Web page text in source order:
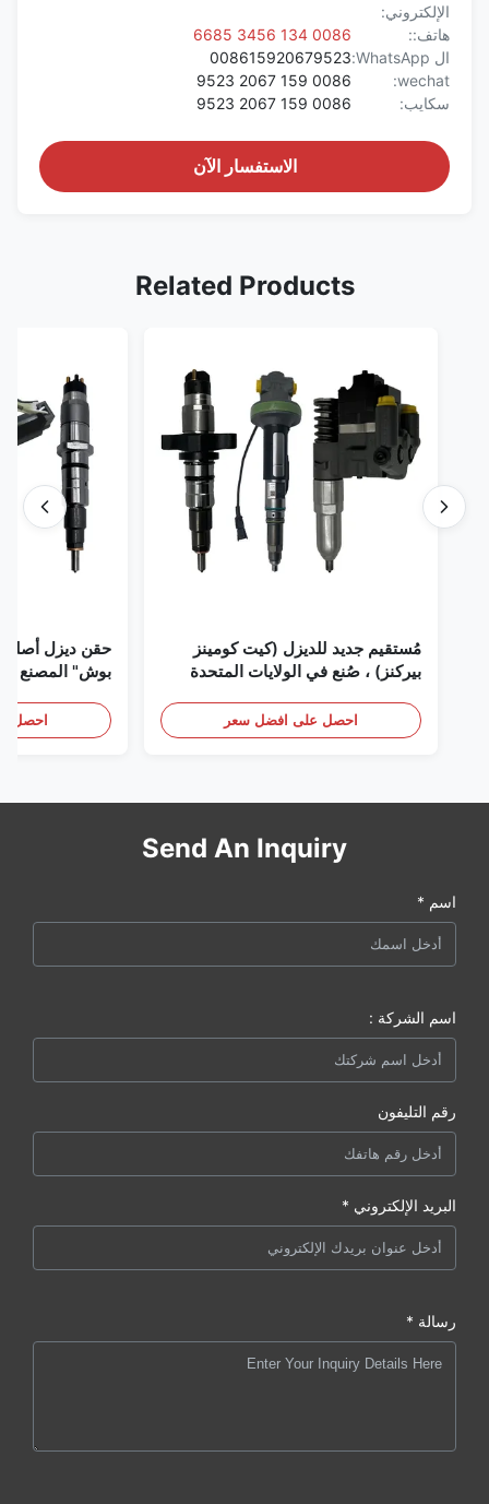
الإلكتروني:
هاتف::
0086 134 3456 6685
ال WhatsApp:
008615920679523
wechat:
0086 159 2067 9523
سكايب:
0086 159 2067 9523
الاستفسار الآن
Related Products
مُستقيم جديد للديزل (كيت كومينز
بيركنز) ، صُنع في الولايات المتحدة
(بيركنز) ، كل شيء جديد
احصل على افضل سعر
حقن ديزل
بوش" المصنع في
احصل
Send An Inquiry
اسم *
اسم الشركة :
رقم التليفون
البريد الإلكتروني *
رسالة *